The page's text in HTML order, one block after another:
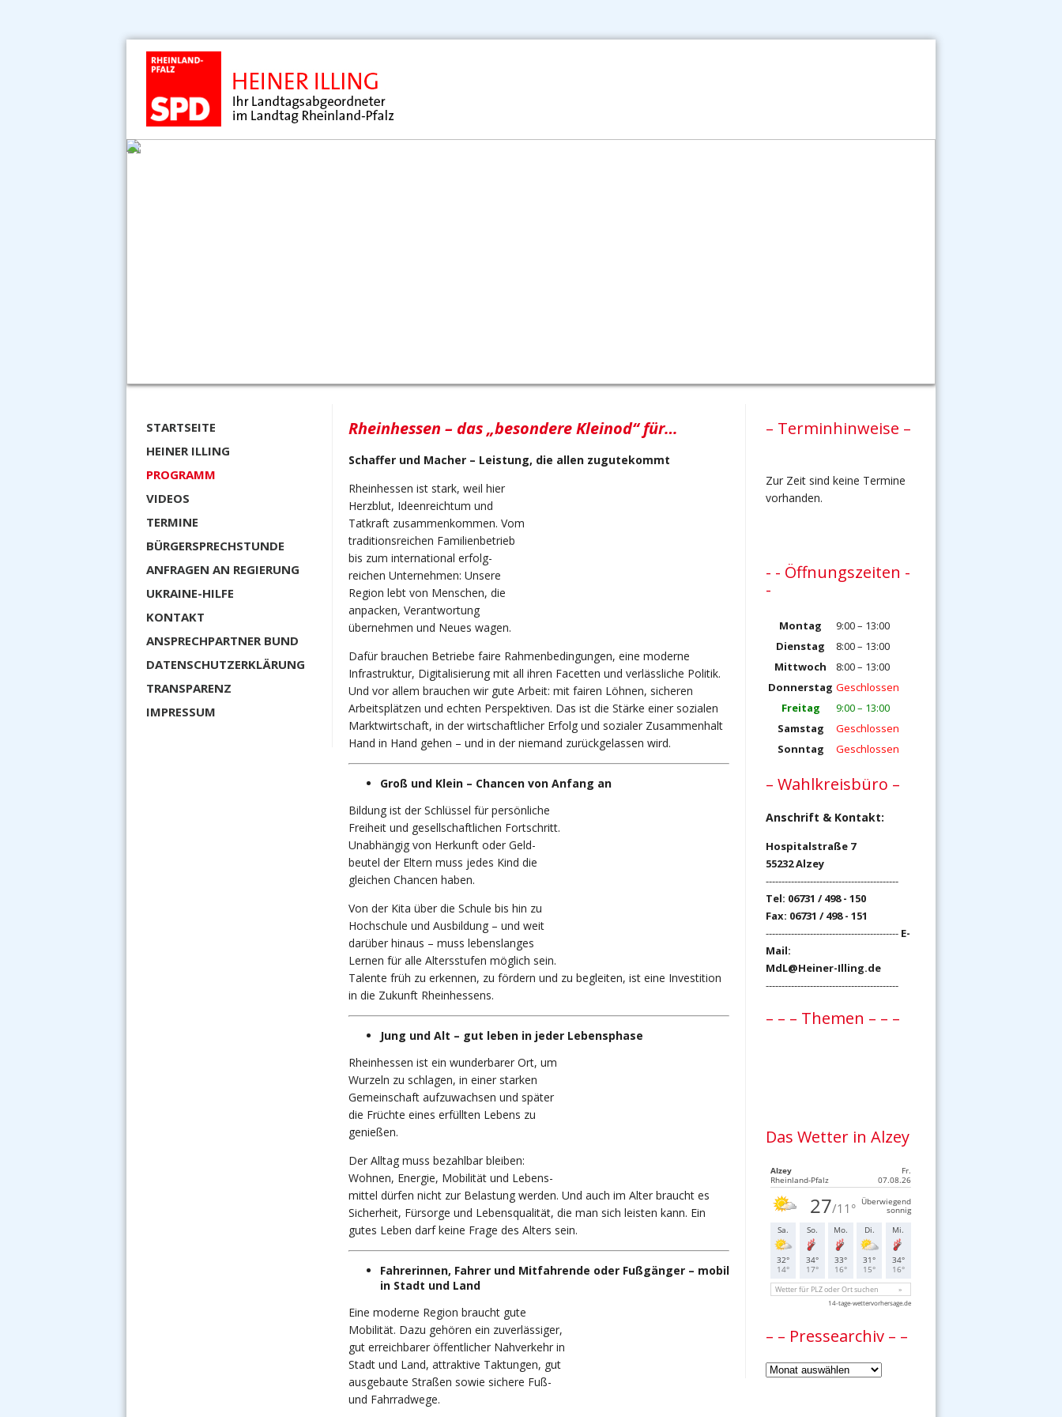
STARTSEITE
HEINER ILLING
PROGRAMM
VIDEOS
TERMINE
BÜRGERSPRECHSTUNDE
ANFRAGEN AN REGIERUNG
UKRAINE-HILFE
KONTAKT
ANSPRECHPARTNER BUND
DATENSCHUTZERKLÄRUNG
TRANSPARENZ
IMPRESSUM
Rheinhessen – das „besondere Kleinod“ für…
Schaffer und Macher – Leistung, die allen zugutekommt
Rheinhessen ist stark, weil hier
Herzblut, Ideenreichtum und
Tatkraft zusammenkommen. Vom
traditionsreichen Familienbetrieb
bis zum international erfolg-
reichen Unternehmen: Unsere
Region lebt von Menschen, die
anpacken, Verantwortung
übernehmen und Neues wagen.
Dafür brauchen Betriebe faire Rahmenbedingungen, eine moderne
Infrastruktur, Digitalisierung mit all ihren Facetten und verlässliche Politik.
Und vor allem brauchen wir gute Arbeit: mit fairen Löhnen, sicheren
Arbeitsplätzen und echten Perspektiven. Das ist die Stärke einer sozialen
Marktwirtschaft, in der wirtschaftlicher Erfolg und sozialer Zusammenhalt
Hand in Hand gehen – und in der niemand zurückgelassen wird.
Groß und Klein – Chancen von Anfang an
Bildung ist der Schlüssel für persönliche
Freiheit und gesellschaftlichen Fortschritt.
Unabhängig von Herkunft oder Geld-
beutel der Eltern muss jedes Kind die
gleichen Chancen haben.
Von der Kita über die Schule bis hin zu
Hochschule und Ausbildung – und weit
darüber hinaus – muss lebenslanges
Lernen für alle Altersstufen möglich sein.
Talente früh zu erkennen, zu fördern und zu begleiten, ist eine Investition
in die Zukunft Rheinhessens.
Jung und Alt – gut leben in jeder Lebensphase
Rheinhessen ist ein wunderbarer Ort, um
Wurzeln zu schlagen, in einer starken
Gemeinschaft aufzuwachsen und später
die Früchte eines erfüllten Lebens zu
genießen.
Der Alltag muss bezahlbar bleiben:
Wohnen, Energie, Mobilität und Lebens-
mittel dürfen nicht zur Belastung werden. Und auch im Alter braucht es
Sicherheit, Fürsorge und Lebensqualität, die man sich leisten kann. Ein
gutes Leben darf keine Frage des Alters sein.
Fahrerinnen, Fahrer und Mitfahrende oder Fußgänger – mobil
in Stadt und Land
Eine moderne Region braucht gute
Mobilität. Dazu gehören ein zuverlässiger,
gut erreichbarer öffentlicher Nahverkehr in
Stadt und Land, attraktive Taktungen, gut
ausgebaute Straßen sowie sichere Fuß-
und Fahrradwege.
– Terminhinweise –
Zur Zeit sind keine Termine
vorhanden.
- - Öffnungszeiten -
-
Montag
9:00 – 13:00
Dienstag
8:00 – 13:00
Mittwoch
8:00 – 13:00
Donnerstag Geschlossen
Freitag
9:00 – 13:00
Samstag
Geschlossen
Sonntag
Geschlossen
– Wahlkreisbüro –
Anschrift & Kontakt:
Hospitalstraße 7
55232 Alzey
------------------------------------------
Tel: 06731 / 498 - 150
Fax: 06731 / 498 - 151
------------------------------------------ E-
Mail:
MdL@Heiner-Illing.de
------------------------------------------
– – – Themen – – –
Das Wetter in Alzey
– – Pressearchiv – –